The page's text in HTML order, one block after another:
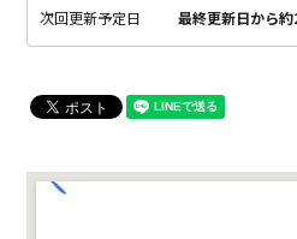
次回更新予定日 最終更新日から